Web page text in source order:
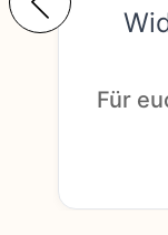
Für